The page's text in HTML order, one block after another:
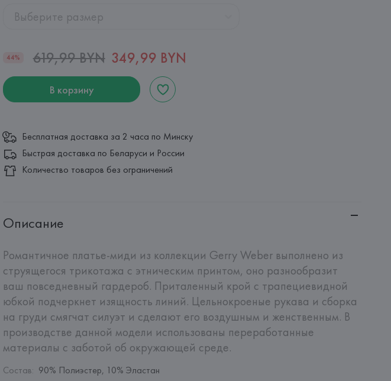
Выберите размер
44% 619,99 BYN 349,99 BYN
В корзину
Бесплатная доставка за 2 часа по Минску
Быстрая доставка по Беларуси и России
Количество товаров без ограничений
Описание
Романтичное платье-миди из коллекции Gerry Weber выполнено из
струящегося трикотажа с этническим принтом, оно разнообразит
ваш повседневный гардероб. Приталенный крой с трапециевидной
юбкой подчеркнет изящность линий. Цельнокроеные рукава и сборка
на груди смягчат силуэт и сделают его воздушным и женственным. В
производстве данной модели использованы переработанные
материалы с заботой об окружающей среде.
Состав: 90% Полиэстер, 10% Эластан